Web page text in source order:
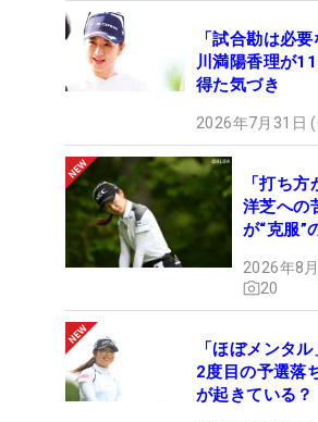
「試合勘は必
川満陽香理が
得た気づき
2026年7月31日
「打ち
洋芝へ
が“克服”
2026年8
20
「ほぼメンタ
2度目の予選
が起きている？